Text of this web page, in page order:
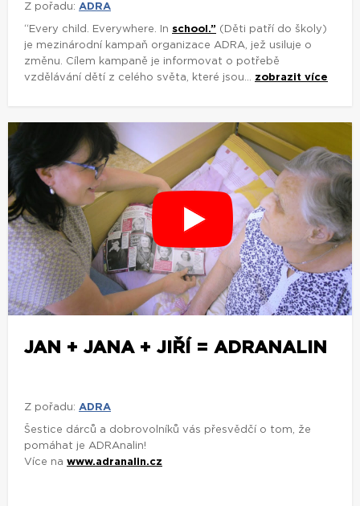
Z pořadu: ADRA
“Every child. Everywhere. In school.” (Děti patří do školy)
je mezinárodní kampaň organizace ADRA, jež usiluje o
změnu. Cílem kampaně je informovat o potřebě
vzdělávání dětí z celého světa, které jsou... zobrazit více
JAN + JANA + JIŘÍ = ADRANALIN
Z pořadu: ADRA
Šestice dárců a dobrovolníků vás přesvědčí o tom, že
pomáhat je ADRAnalin!
Více na www.adranalin.cz